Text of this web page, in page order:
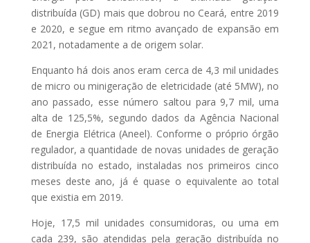
distribuída (GD) mais que dobrou no Ceará, entre 2019
e 2020, e segue em ritmo avançado de expansão em
2021, notadamente a de origem solar.
Enquanto há dois anos eram cerca de 4,3 mil unidades
de micro ou minigeração de eletricidade (até 5MW), no
ano passado, esse número saltou para 9,7 mil, uma
alta de 125,5%, segundo dados da Agência Nacional
de Energia Elétrica (Aneel). Conforme o próprio órgão
regulador, a quantidade de novas unidades de geração
distribuída no estado, instaladas nos primeiros cinco
meses deste ano, já é quase o equivalente ao total
que existia em 2019.
Hoje, 17,5 mil unidades consumidoras, ou uma em
cada 239, são atendidas pela geração distribuída no